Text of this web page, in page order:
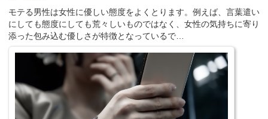
モテる男性は女性に優しい態度をよくとります。例えば、言葉遣い
にしても態度にしても荒々しいものではなく、女性の気持ちに寄り
添った包み込む優しさが特徴となっているで…